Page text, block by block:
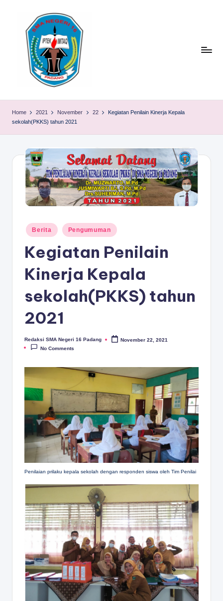
M
A
D
A
N
G
Home 2021 November 22
Kegiatan Penilain Kinerja Kepala
sekolah(PKKS) tahun 2021
Posted
in
Berita Pengumuman
Kegiatan Penilain
Kinerja Kepala
sekolah(PKKS) tahun
2021
Posted
by
Redaksi SMA Negeri 16 Padang
November 22, 2021
No Comments
Penilaian prilaku kepala sekolah dengan responden siswa oleh Tim Penilai